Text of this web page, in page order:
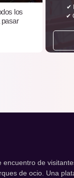
los
pasar
✔
✔
encuentro de
de ocio. Una